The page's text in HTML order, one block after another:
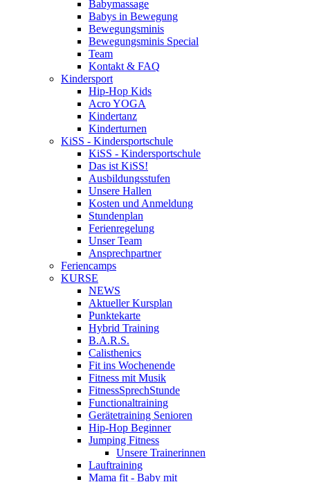
Babymassage
Babys in Bewegung
Bewegungsminis
Bewegungsminis Special
Team
Kontakt & FAQ
Kindersport
Hip-Hop Kids
Acro YOGA
Kindertanz
Kinderturnen
KiSS - Kindersportschule
KiSS - Kindersportschule
Das ist KiSS!
Ausbildungsstufen
Unsere Hallen
Kosten und Anmeldung
Stundenplan
Ferienregelung
Unser Team
Ansprechpartner
Feriencamps
KURSE
NEWS
Aktueller Kursplan
Punktekarte
Hybrid Training
B.A.R.S.
Calisthenics
Fit ins Wochenende
Fitness mit Musik
FitnessSprechStunde
Functionaltraining
Gerätetraining Senioren
Hip-Hop Beginner
Jumping Fitness
Unsere Trainerinnen
Lauftraining
Mama fit - Baby mit